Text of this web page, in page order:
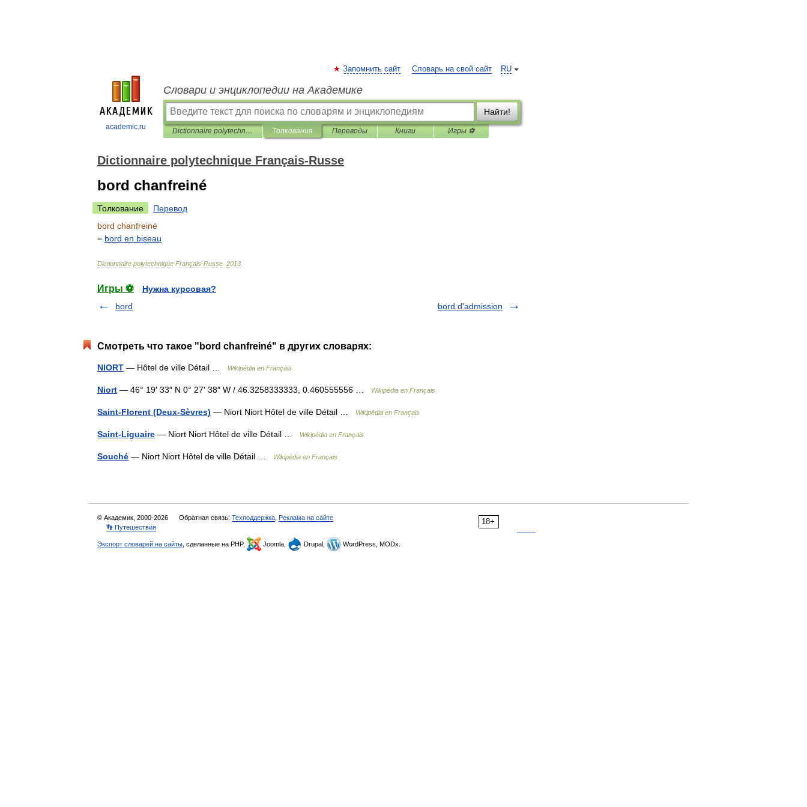
academic.ru
RU
Запомнить сайт Словарь на свой сайт
Словари и энциклопедии на Академике
Найти!
Dictionnaire polytechnique Français-Russe Толкования Переводы Книги Игры ⚽
Dictionnaire polytechnique Français-Russe
bord chanfreiné
Толкование
Перевод
bord chanfreiné
= bord en biseau
Dictionnaire polytechnique Français-Russe 2013
Игры ⚽
Нужна курсовая?
bord
bord d'admission
Смотреть что такое "bord chanfreiné" в других словарях:
NIORT — Hôtel de ville Détail … Wikipédia en Français
Niort — 46° 19′ 33″ N 0° 27′ 38″ W / 46.3258333333, 0.460555556 … Wikipédia en Français
Saint-Florent (Deux-Sèvres) — Niort Niort Hôtel de ville Détail … Wikipédia en Français
Saint-Liguaire — Niort Niort Hôtel de ville Détail … Wikipédia en Français
Souché — Niort Niort Hôtel de ville Détail … Wikipédia en Français
18+
© Академик, 2000-2026 Обратная связь: Техподдержка Реклама на сайте
👣 Путешествия
Экспорт словарей на сайты , сделанные на PHP, Joomla, Drupal, WordPress, MODx.